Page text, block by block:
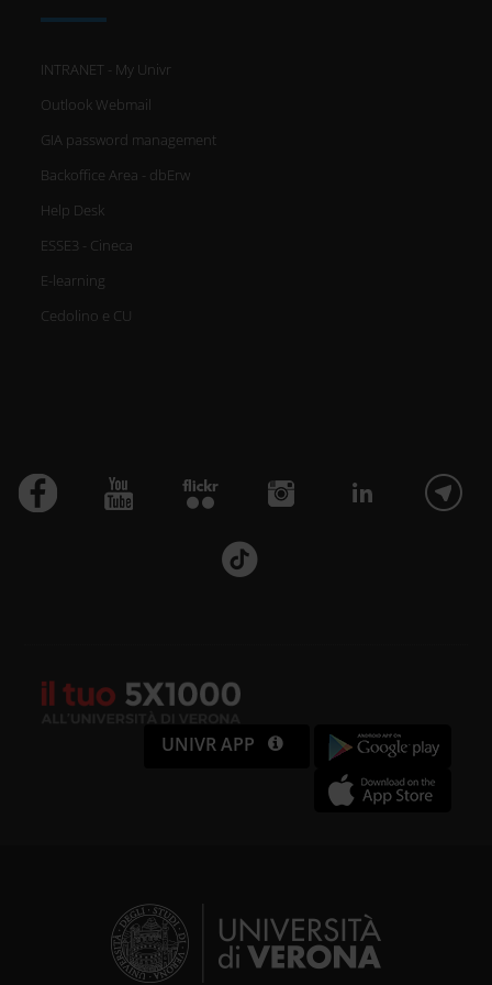
INTRANET - My Univr
Outlook Webmail
GIA password management
Backoffice Area - dbErw
Help Desk
ESSE3 - Cineca
E-learning
Cedolino e CU
UNIVR APP